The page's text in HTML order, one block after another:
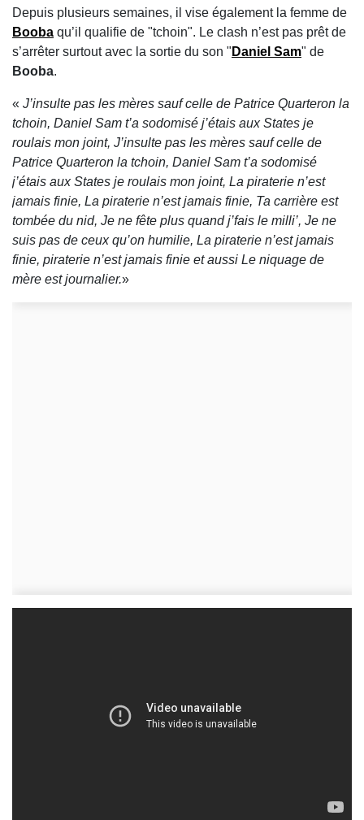
Depuis plusieurs semaines, il vise également la femme de
Booba qu’il qualifie de "tchoin". Le clash n’est pas prêt de
s’arrêter surtout avec la sortie du son " Daniel Sam" de
Booba.
« J’insulte pas les mères sauf celle de Patrice Quarteron la
tchoin, Daniel Sam t’a sodomisé j’étais aux States je
roulais mon joint, J’insulte pas les mères sauf celle de
Patrice Quarteron la tchoin, Daniel Sam t’a sodomisé
j’étais aux States je roulais mon joint, La piraterie n’est
jamais finie, La piraterie n’est jamais finie, Ta carrière est
tombée du nid, Je ne fête plus quand j’fais le milli’, Je ne
suis pas de ceux qu’on humilie, La piraterie n’est jamais
finie, piraterie n’est jamais finie et aussi Le niquage de
mère est journalier.»